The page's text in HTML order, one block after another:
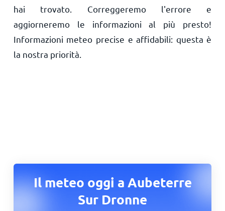
hai trovato. Correggeremo l'errore e
aggiorneremo le informazioni al più presto!
Informazioni meteo precise e affidabili: questa è
la nostra priorità.
Il meteo oggi a Aubeterre
Sur Dronne